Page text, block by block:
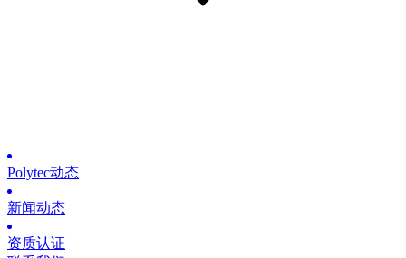
Polytec动态
新闻动态
资质认证